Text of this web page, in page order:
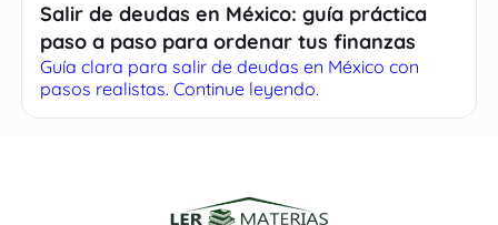
Salir de deudas en México: guía práctica
paso a paso para ordenar tus finanzas
Guía clara para salir de deudas en México con
pasos realistas. Continue leyendo.